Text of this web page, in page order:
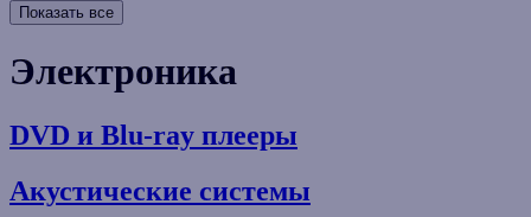
Показать все
Электроника
DVD и Blu-ray плееры
Акустические системы